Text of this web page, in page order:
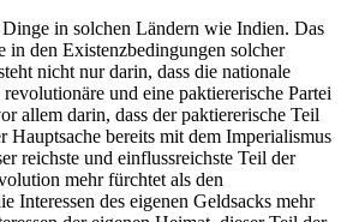
in solchen Ländern wie Indien. Das
in den Existenzbedingungen solcher
nicht nur darin, dass die nationale
und eine paktiererische Partei
allem darin, dass der paktiererische Teil
Hauptsache bereits mit dem Imperialismus
reichste und einflussreichste Teil der
mehr fürchtet als den
Interessen des eigenen Geldsacks mehr